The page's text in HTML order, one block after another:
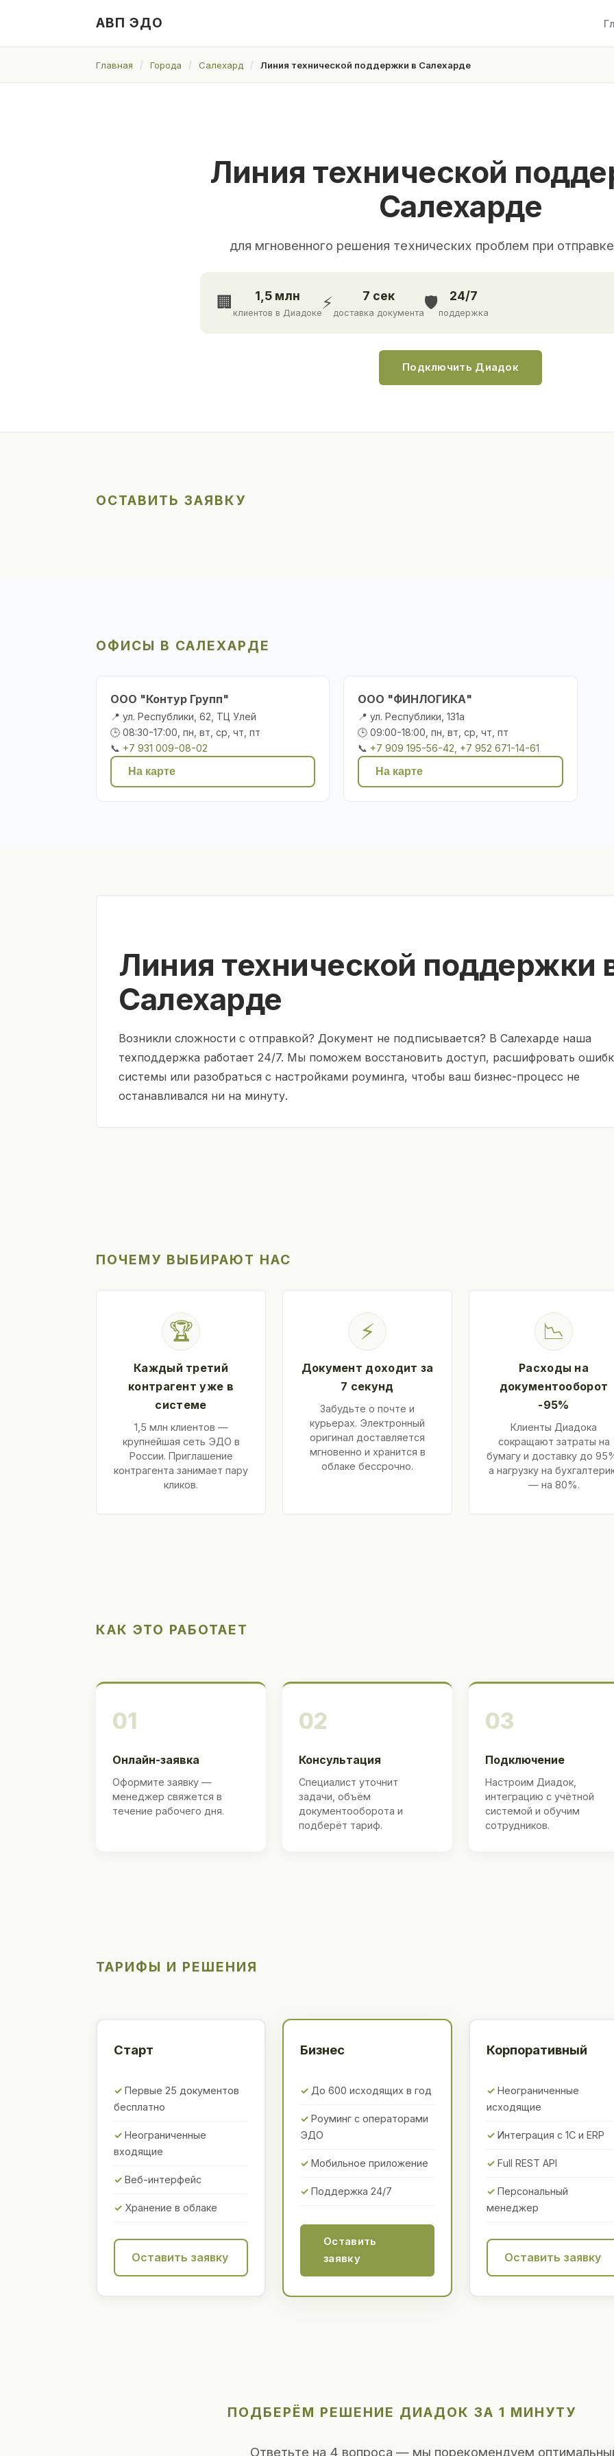
АВП ЭДО
Главная Города Салехард Линия технической поддержки в Салехарде
Линия технической
Салехарде
для мгновенного решения технических проблем при
🏢 1,5 млн
клиентов в Диадоке
⚡ 7 сек
доставка документа
🛡️ 24/7
поддержка
Подключить Диадок
ОСТАВИТЬ ЗАЯВКУ
ОФИСЫ В САЛЕХАРДЕ
ООО "Контур Групп"
📍 ул. Республики, 62, ТЦ Улей
🕒 08:30-17:00, пн, вт, ср, чт, пт
📞 +7 931 009-08-02
На карте
ООО "ФИНЛОГИКА"
📍 ул. Республики, 131а
🕒 09:00-18:00, пн, вт, ср, чт, пт
📞 +7 909 195-56-42, +7 952 671-14-61
На карте
Линия технической поддержки
Салехарде
Возникли сложности с отправкой? Документ не подписывается? В Салехарде наша
техподдержка работает 24/7. Мы поможем восстановить доступ, расшифровать
системы или разобраться с настройками роуминга, чтобы ваш бизнес-процесс не
останавливался ни на минуту.
ПОЧЕМУ ВЫБИРАЮТ НАС
🏆
Каждый третий
контрагент уже в
системе
1,5 млн клиентов —
крупнейшая сеть ЭДО в
России. Приглашение
контрагента занимает пару
кликов.
⚡
Документ доходит за
7 секунд
Забудьте о почте и
курьерах. Электронный
оригинал доставляется
мгновенно и хранится в
облаке бессрочно.
📉
Расходы на
документооборот
-95%
Клиенты Диадока
сокращают затраты на
бумагу и доставку до
а нагрузку на
— на 80%.
КАК ЭТО РАБОТАЕТ
01
Онлайн-заявка
Оформите заявку —
менеджер свяжется в
течение рабочего дня.
02
Консультация
Специалист уточнит
задачи, объём
документооборота и
подберёт тариф.
03
Подключение
Настроим Диадок,
интеграцию с учётной
системой и обучим
сотрудников.
ТАРИФЫ И РЕШЕНИЯ
Старт
Первые 25 документов
бесплатно
Неограниченные
входящие
Веб-интерфейс
Хранение в облаке
Оставить заявку
Бизнес
До 600 исходящих в год
Роуминг с операторами
ЭДО
Мобильное приложение
Поддержка 24/7
Оставить
заявку
Корпоративный
Неограниченные
исходящие
Интеграция с 1С и ERP
Full REST API
Персональный
менеджер
Оставить заявку
ПОДБЕРЁМ РЕШЕНИЕ ДИАДОК ЗА 1 МИНУТУ
Ответьте на 4 вопроса — мы порекомендуем